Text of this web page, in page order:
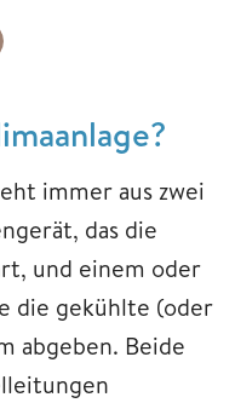
immer aus zwei
das die
und einem oder
die gekühlte (oder
abgeben. Beide